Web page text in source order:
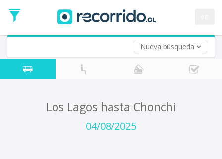
Nueva búsqueda
de
Ida
Vuelta (opcional)
Fecha
de
Los Lagos hasta Chonchi
04/08/2025